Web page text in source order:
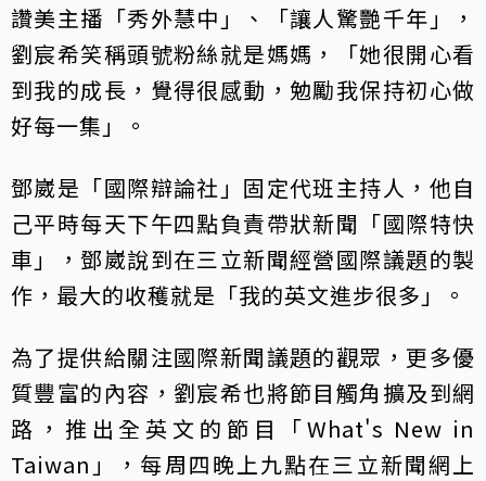
讚美主播「秀外慧中」、「讓人驚艷千年」，
劉宸希笑稱頭號粉絲就是媽媽，「她很開心看
到我的成長，覺得很感動，勉勵我保持初心做
好每一集」。
鄧崴是「國際辯論社」固定代班主持人，他自
己平時每天下午四點負責帶狀新聞「國際特快
車」，鄧崴說到在三立新聞經營國際議題的製
作，最大的收穫就是「我的英文進步很多」。
為了提供給關注國際新聞議題的觀眾，更多優
質豐富的內容，劉宸希也將節目觸角擴及到網
路，推出全英文的節目「What's New in
Taiwan」，每周四晚上九點在三立新聞網上